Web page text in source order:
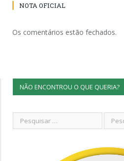
NOTA OFICIAL
Os comentários estão fechados.
NÃO ENCONTROU O QUE QUERIA?